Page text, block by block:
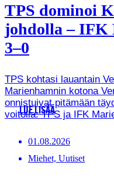
TPS dominoi
johdolla – IFK
3–0
TPS kohtasi lauantain
Marienhamnin kotona
onnistuivat pitämään
voitolla. TPS ja IFK
LUE LISÄÄ
01.08.2026
Miehet, Uutiset